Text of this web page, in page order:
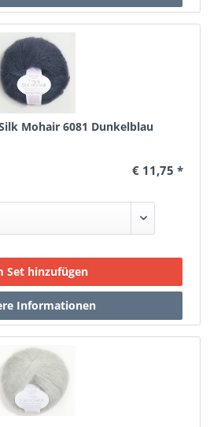
Mohair 6081 Dunkelblau
€ 11,75 *